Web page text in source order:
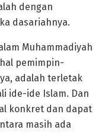
dengan
dasariahnya.
Muhammadiyah
pemimpin-
adalah terletak
ide-ide Islam. Dan
konkret dan dapat
masih ada